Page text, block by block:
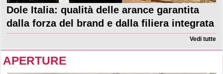
Dole Italia: qualità delle arance garantita
dalla forza del brand e dalla filiera integrata
Vedi tutte
APERTURE